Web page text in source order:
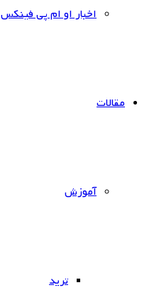
اخبار او ام پی فینکس
مقالات
آموزش
ترید